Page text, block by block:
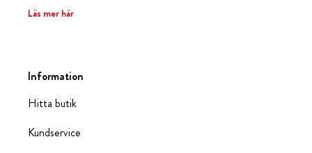
Läs mer här
Information
Hitta butik
Kundservice